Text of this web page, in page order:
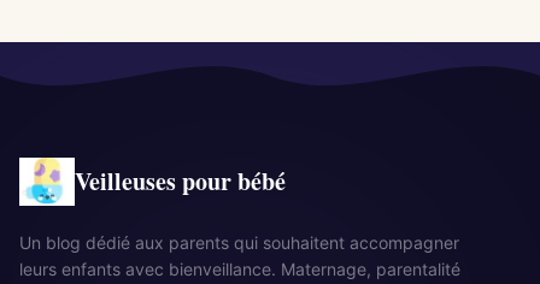
Veilleuses pour bébé
Un blog dédié aux parents qui souhaitent accompagner
leurs enfants avec bienveillance. Maternage, parentalité